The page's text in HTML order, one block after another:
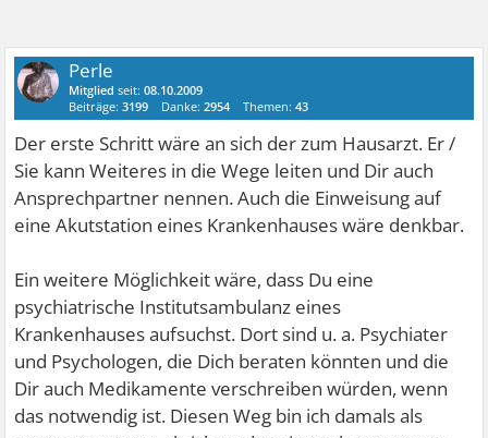
Perle
Mitglied seit:08.10.2009
Beiträge:3199 Danke:2954 Themen:43
Der erste Schritt wäre an sich der zum Hausarzt. Er /
Sie kann Weiteres in die Wege leiten und Dir auch
Ansprechpartner nennen. Auch die Einweisung auf
eine Akutstation eines Krankenhauses wäre denkbar.
Ein weitere Möglichkeit wäre, dass Du eine
psychiatrische Institutsambulanz eines
Krankenhauses aufsuchst. Dort sind u. a. Psychiater
und Psychologen, die Dich beraten könnten und die
Dir auch Medikamente verschreiben würden, wenn
das notwendig ist. Diesen Weg bin ich damals als